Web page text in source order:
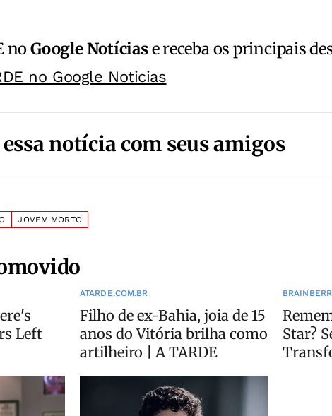
noGoogle Notíciase receba os principais
no Google Noticias
notícia com seus amigos
JOVEM MORTO